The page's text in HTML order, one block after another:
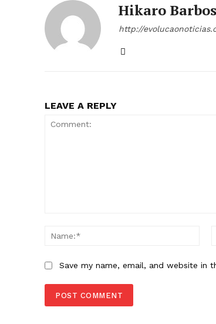
Hikaro
http://
LEAVE A REPLY
Save my name, email, and website in